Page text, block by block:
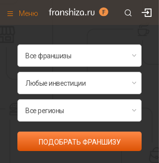
Меню
Франшизы по категориям
ПОДОБРАТЬ ФРАНШИЗУ